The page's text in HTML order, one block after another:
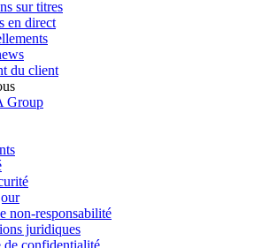
sur titres
en direct
du client
Group
non-responsabilité
juridiques
de confidentialité